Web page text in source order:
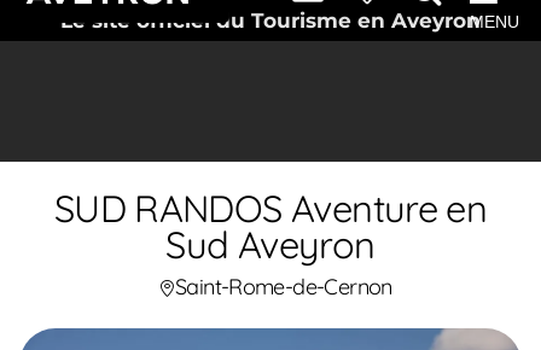
Le site officiel du Tourisme en AveyronMENU
SUD RANDOS Aventure en
Sud Aveyron
Saint-Rome-de-Cernon